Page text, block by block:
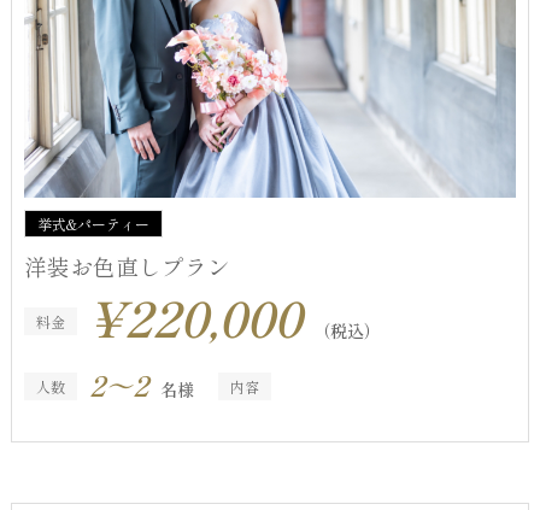
挙式&パーティー
洋装お色直しプラン
料金 ¥220,000 （税込）
人数 2～2 名様 内容